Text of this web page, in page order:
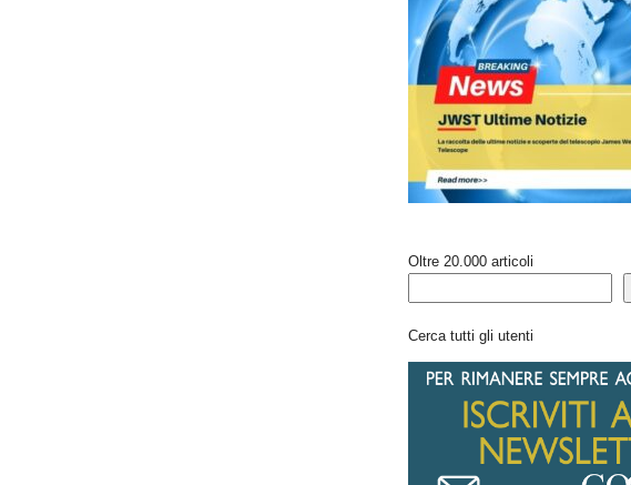
Oltre 20.000 articoli
Cerca tutti gli utenti